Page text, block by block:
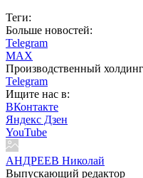
Теги:
Больше новостей:
Telegram
MAX
Производственный
Telegram
Ищите нас в:
ВКонтакте
Яндекс Дзен
YouTube
АНДРЕЕВ Николай
Выпускающий редактор